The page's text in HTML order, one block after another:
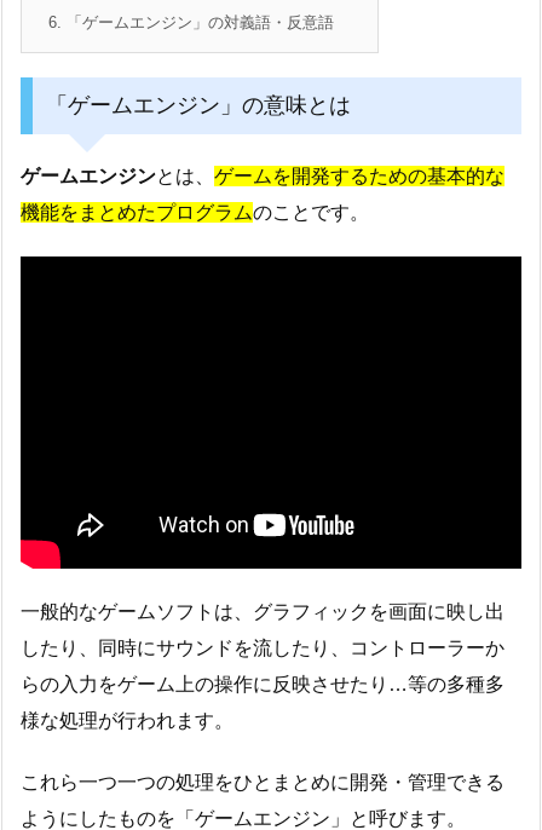
6. 「ゲームエンジン」の対義語・反意語
「ゲームエンジン」の意味とは
ゲームエンジンとは、 ゲームを開発するための基本的な
機能をまとめたプログラムのことです。
一般的なゲームソフトは、グラフィックを画面に映し出
したり、同時にサウンドを流したり、コントローラーか
らの入力をゲーム上の操作に反映させたり…等の多種多
様な処理が行われます。
これら一つ一つの処理をひとまとめに開発・管理できる
ようにしたものを「ゲームエンジン」と呼びます。